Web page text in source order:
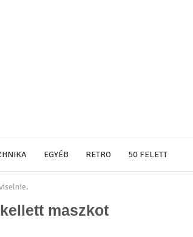
EGYÉB RETRO 50 FELETT
maszkot